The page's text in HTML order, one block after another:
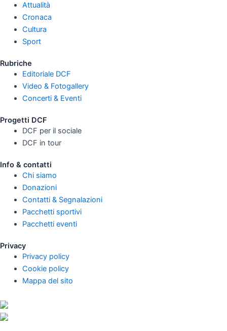
Attualità
Cronaca
Cultura
Sport
Rubriche
Editoriale DCF
Video & Fotogallery
Concerti & Eventi
Progetti DCF
DCF per il sociale
DCF in tour
Info & contatti
Chi siamo
Donazioni
Contatti & Segnalazioni
Pacchetti sportivi
Pacchetti eventi
Privacy
Privacy policy
Cookie policy
Mappa del sito